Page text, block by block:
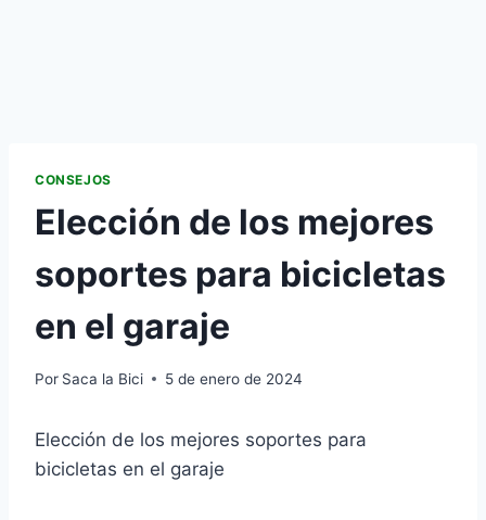
CONSEJOS
Elección de los mejores
soportes para bicicletas
en el garaje
Por Saca la Bici 5 de enero de 2024
Elección de los mejores soportes para
bicicletas en el garaje